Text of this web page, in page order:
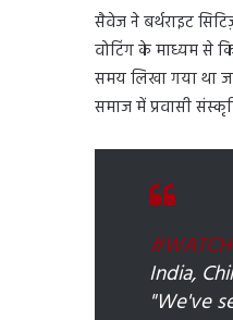
सैवेज ने बर्थराइट
वोटिंग के माध्यम से
समय लिखा गया था
समाज में प्रवासी
#WATCH
India,
"We've